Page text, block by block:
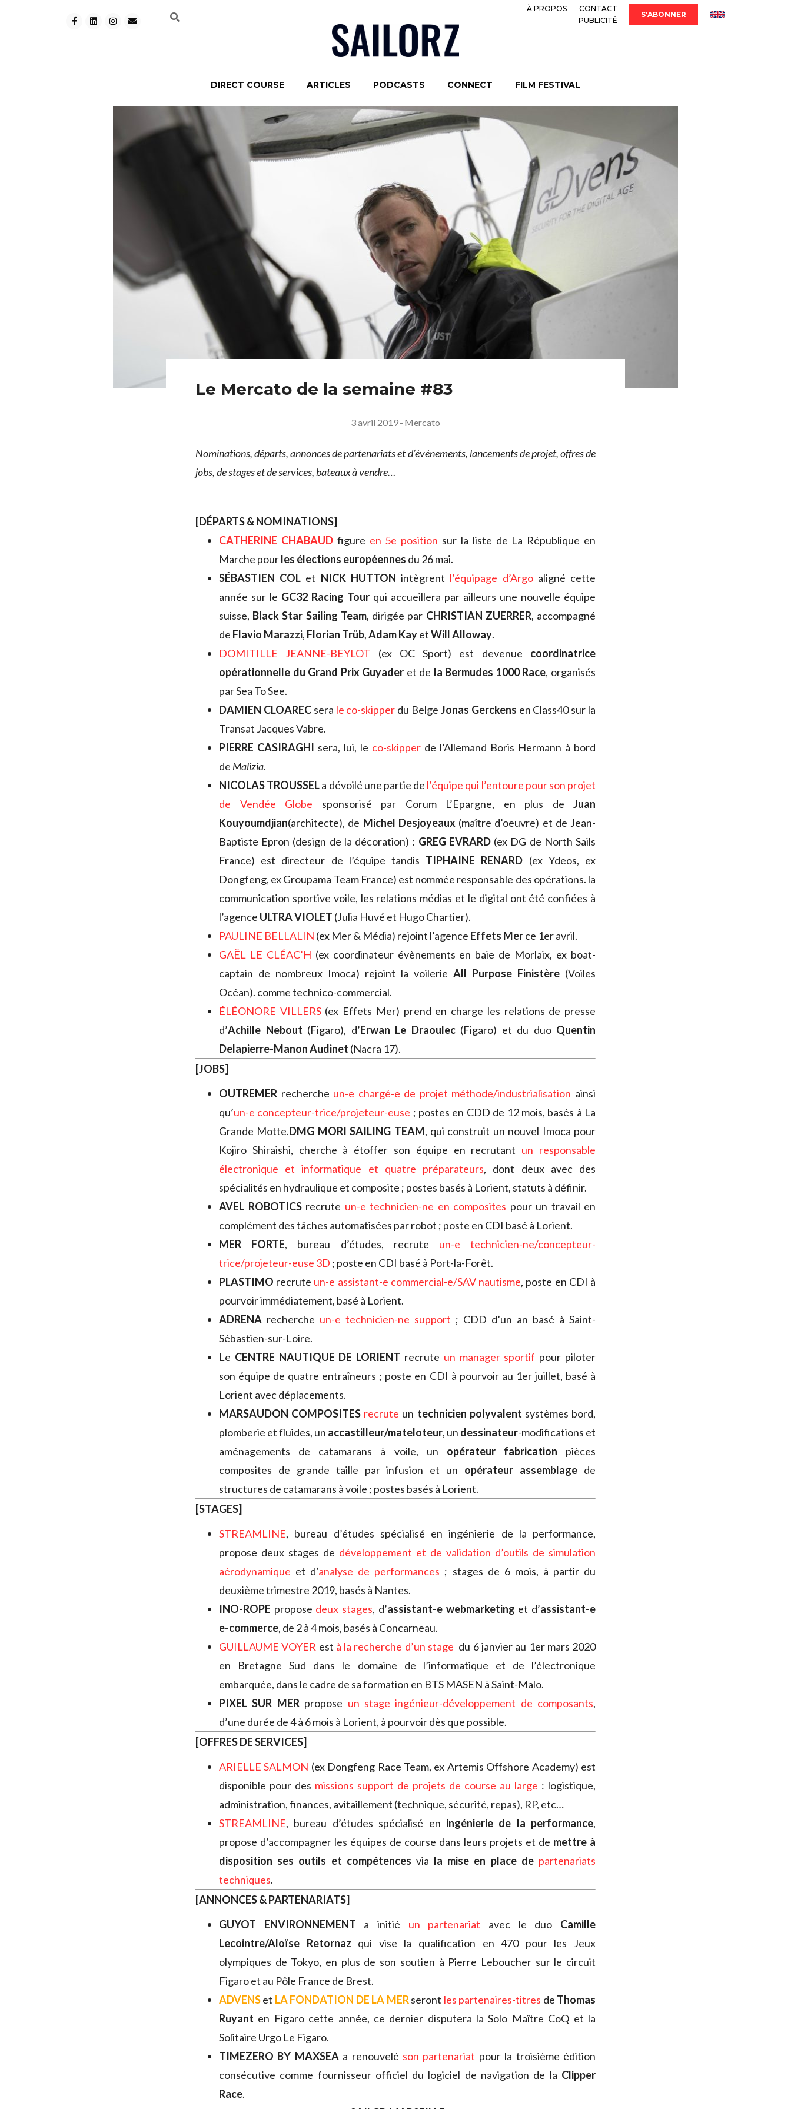
À PROPOS
CONTACT
PUBLICITÉ
S'ABONNER
DIRECT COURSE ARTICLES PODCASTS CONNECT FILM FESTIVAL
Le Mercato de la semaine #83
3 avril 2019–Mercato
Nominations, départs, annonces de partenariats et d’événements, lancements de projet, offres de
jobs, de stages et de services, bateaux à vendre…
[DÉPARTS & NOMINATIONS]
CATHERINE CHABAUDfigure en 5e position sur la liste de La République en
Marche pourles élections européennes du 26 mai.
SÉBASTIEN COL et NICK HUTTON intègrent l’équipage d’Argoaligné cette
année sur le GC32 Racing Tour qui accueillera par ailleurs une nouvelle équipe
suisse, Black Star Sailing Team, dirigée par CHRISTIAN ZUERRER, accompagné
de Flavio Marazzi, Florian Trüb,Adam KayetWill Alloway.
DOMITILLE JEANNE-BEYLOT (ex OC Sport) est devenue coordinatrice
opérationnelle du Grand Prix Guyader et de la Bermudes 1000 Race, organisés
par Sea To See.
DAMIEN CLOARECsera le co-skipper du Belge Jonas Gerckens en Class40 sur la
Transat Jacques Vabre.
PIERRE CASIRAGHI sera, lui, le co-skipper de l’Allemand Boris Hermann à bord
de Malizia.
NICOLAS TROUSSELa dévoilé une partie de l’équipe qui l’entoure pour son projet
de Vendée Globe sponsorisé par Corum L’Epargne, en plus de Juan
Kouyoumdjian(architecte), de Michel Desjoyeaux(maître d’oeuvre) et de Jean-
Baptiste Epron (design de la décoration) : GREG EVRARD(ex DG de North Sails
France) est directeur de l’équipe tandis TIPHAINE RENARD (ex Ydeos, ex
Dongfeng, ex Groupama Team France) est nommée responsable des opérations. la
communication sportive voile, les relations médias et le digital ont été confiées à
l’agence ULTRA VIOLET (Julia Huvé et Hugo Chartier).
PAULINE BELLALIN (ex Mer & Média) rejoint l’agence Effets Merce 1er avril.
GAËL LE CLÉAC’H (ex coordinateur évènements en baie de Morlaix, ex boat-
captain de nombreux Imoca) rejoint la voilerie All Purpose Finistère (Voiles
Océan). comme technico-commercial.
ÉLÉONORE VILLERS(ex Effets Mer) prend en charge les relations de presse
d’Achille Nebout (Figaro), d’Erwan Le Draoulec (Figaro) et du duo Quentin
Delapierre-Manon Audinet (Nacra 17).
[JOBS]
OUTREMER recherche un-e chargé-e de projet méthode/industrialisation ainsi
qu’un-e concepteur-trice/projeteur-euse ; postes en CDD de 12 mois, basés à La
Grande Motte.DMG MORI SAILING TEAM, qui construit un nouvel Imoca pour
Kojiro Shiraishi, cherche à étoffer son équipe en recrutant un responsable
électronique et informatique et quatre préparateurs, dont deux avec des
spécialités en hydraulique et composite ; postes basés à Lorient, statuts à définir.
AVEL ROBOTICSrecrute un-e technicien-ne en composites pour un travail en
complément des tâches automatisées par robot ; poste en CDI basé à Lorient.
MER FORTE, bureau d’études, recrute un-e technicien-ne/concepteur-
trice/projeteur-euse 3D ; poste en CDI basé à Port-la-Forêt.
PLASTIMO recrute un-e assistant-e commercial-e/SAV nautisme, poste en CDI à
pourvoir immédiatement, basé à Lorient.
ADRENA recherche un-e technicien-ne support ; CDD d’un an basé à Saint-
Sébastien-sur-Loire.
Le CENTRE NAUTIQUE DE LORIENT recrute un manager sportif pour piloter
son équipe de quatre entraîneurs ; poste en CDI à pourvoir au 1er juillet, basé à
Lorient avec déplacements.
MARSAUDON COMPOSITES recrute un technicien polyvalent systèmes bord,
plomberie et fluides, un accastilleur/mateloteur, un dessinateur-modifications et
aménagements de catamarans à voile, un opérateur fabrication pièces
composites de grande taille par infusion et un opérateur assemblage de
structures de catamarans à voile ; postes basés à Lorient.
[STAGES]
STREAMLINE, bureau d’études spécialisé en ingénierie de la performance,
propose deux stages de développement et de validation d’outils de simulation
aérodynamique et d’analyse de performances ; stages de 6 mois, à partir du
deuxième trimestre 2019, basés à Nantes.
INO-ROPE propose deux stages, d’assistant-e webmarketing et d’assistant-e
e-commerce, de 2 à 4 mois, basés à Concarneau.
GUILLAUME VOYER est à la recherche d’un stage du 6 janvier au 1er mars 2020
en Bretagne Sud dans le domaine de l’informatique et de l’électronique
embarquée, dans le cadre de sa formation en BTS MASEN à Saint-Malo.
PIXEL SUR MERpropose un stage ingénieur-développement de composants,
d’une durée de 4 à 6 mois à Lorient, à pourvoir dès que possible.
[OFFRES DE SERVICES]
ARIELLE SALMON (ex Dongfeng Race Team, ex Artemis Offshore Academy) est
disponible pour des missions support de projets de course au large : logistique,
administration, finances, avitaillement (technique, sécurité, repas), RP, etc…
STREAMLINE, bureau d’études spécialisé en ingénierie de la performance,
propose d’accompagner les équipes de course dans leurs projets et de mettre à
disposition ses outils et compétences via la mise en place de partenariats
techniques.
[ANNONCES & PARTENARIATS]
GUYOT ENVIRONNEMENT a initié un partenariat avec le duo Camille
Lecointre/Aloïse Retornaz qui vise la qualification en 470 pour les Jeux
olympiques de Tokyo, en plus de son soutien à Pierre Leboucher sur le circuit
Figaro et au Pôle France de Brest.
ADVENSet LA FONDATION DE LA MERseront les partenaires-titres de Thomas
Ruyant en Figaro cette année, ce dernier disputera la Solo Maître CoQ et la
Solitaire Urgo Le Figaro.
TIMEZERO BY MAXSEAa renouvelé son partenariat pour la troisième édition
consécutive comme fournisseur officiel du logiciel de navigation de la Clipper
Race.